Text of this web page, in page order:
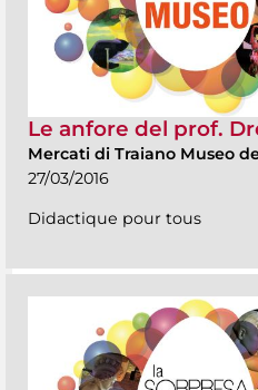
Le anfore del prof.
Mercati di Traiano Museo
27/03/2016
Didactique pour tous